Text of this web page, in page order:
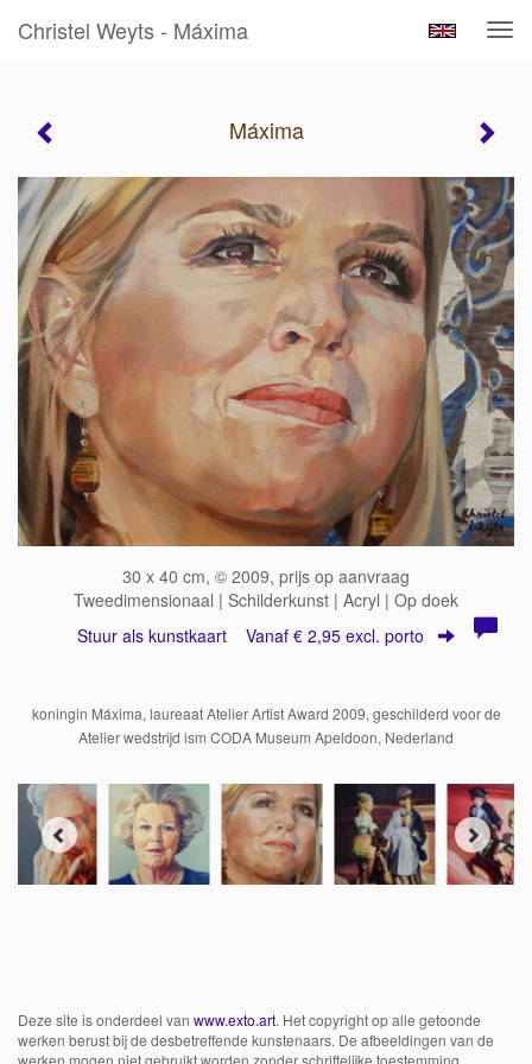
Christel Weyts - Máxima
Máxima
30 x 40 cm, © 2009, prijs op aanvraag
Tweedimensionaal | Schilderkunst | Acryl | Op doek
Stuur als kunstkaart Vanaf € 2,95 excl. porto
koningin Máxima, laureaat Atelier Artist Award 2009, geschilderd voor de
Atelier wedstrijd ism CODA Museum Apeldoon, Nederland
Deze site is onderdeel van www.exto.art. Het copyright op alle getoonde
werken berust bij de desbetreffende kunstenaars. De afbeeldingen van de
werken mogen niet gebruikt worden zonder schriftelijke toestemming.